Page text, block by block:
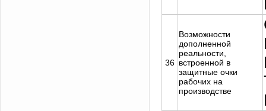
36
Возможности
дополненной
реальности,
встроенной в
защитные очки
рабочих на
производстве